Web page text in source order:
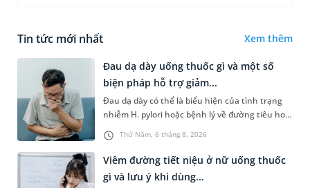
Tin tức mới nhất Xem thêm
Thứ Năm, 6 tháng 8, 2026
Đau dạ dày uống thuốc gì và một số
biện pháp hỗ trợ giảm...
Đau dạ dày có thể là biểu hiện của tình trạng
nhiễm H. pylori hoặc bệnh lý về đường tiêu hoá
khác. Dựa theo nguyên nhân cụ thể, bác sĩ sẽ
cân nhắc chỉ định p...
Viêm đường tiết niệu ở nữ uống thuốc
gì và lưu ý khi dùng...